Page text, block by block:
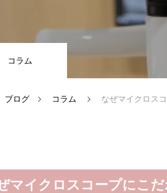
コラム
ブログ コラム なぜマイクロス
マイクロスコープにこ